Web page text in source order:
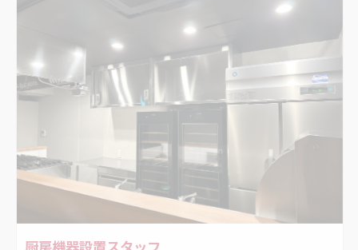
厨房機器設置スタッフ